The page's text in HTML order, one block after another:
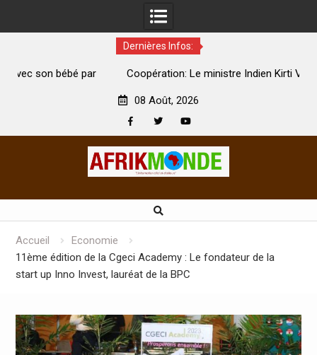
Dernières Infos:
Coopération: Le ministre Indien Kirti Vardhan Singh à
08 Août, 2026
Accueil
Economie
11ème édition de la Cgeci Academy : Le fondateur de la
start up Inno Invest, lauréat de la BPC